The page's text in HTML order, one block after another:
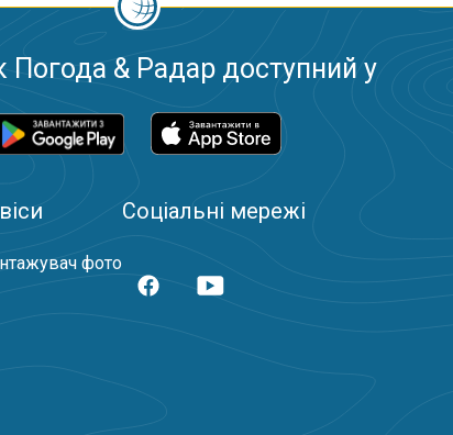
Погода & Радар доступний у
фото
Соціальні мережі